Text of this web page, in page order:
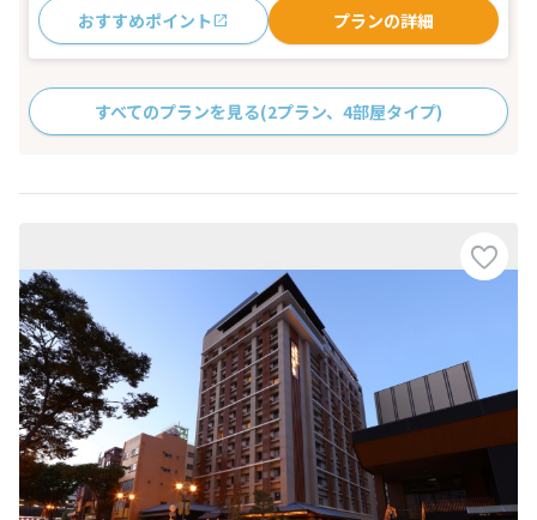
おすすめポイント プランの詳細
すべてのプランを見る(2プラン、4部屋タイプ)